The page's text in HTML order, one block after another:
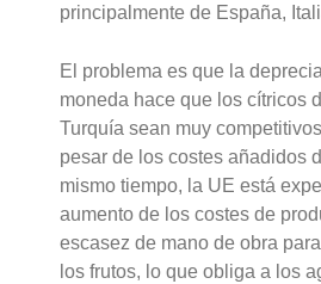
principalmente de España,
El problema es que la
moneda hace que los cítricos
Turquía sean muy
pesar de los costes añadidos
mismo tiempo, la UE está
aumento de los costes de
escasez de mano de obra
los frutos, lo que obliga a los